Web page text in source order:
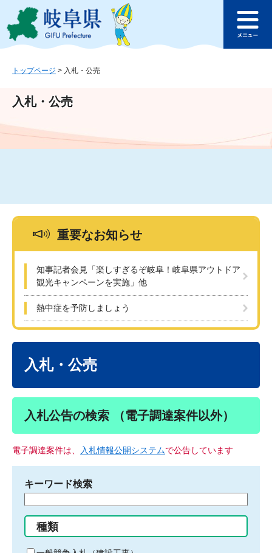
ジ
ュ
文
このページの本文へ
ュ
トップページ > 入札・公売
入札・公売
重要なお知らせ
知事記者会見「楽しすぎるぞ岐阜！岐阜県アウトドア
観光キャンペーンを実施」他
熱中症を予防しましょう
入札・公売
入札公告の検索 （電子調達案件以外）
電子調達案件は、 入札情報公開システムで公告しています
キーワード検索
る
キ
種類